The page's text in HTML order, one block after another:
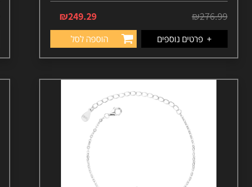
₪276.99
₪249.29
+ פרטים נוספים הוספה לסל